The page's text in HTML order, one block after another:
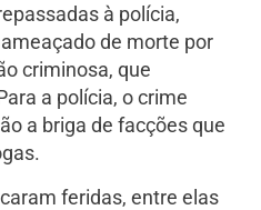
à polícia,
de morte por
criminosa, que
a polícia, o crime
a briga de facções que
feridas, entre elas